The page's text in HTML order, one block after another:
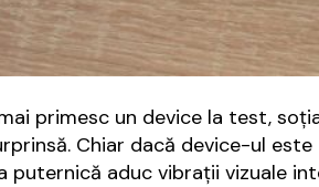
primesc un device la test,
Chiar dacă device-ul
puternică aduc vibraţii vizuale